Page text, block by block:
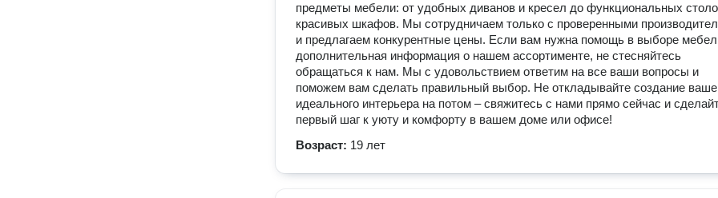
предметы мебели: от удобных диванов и кресел до функциональных
красивых шкафов. Мы сотрудничаем только с проверенными
и предлагаем конкурентные цены. Если вам нужна помощь в выборе
дополнительная информация о нашем ассортименте, не стесняйтесь
обращаться к нам. Мы с удовольствием ответим на все ваши вопросы и
поможем вам сделать правильный выбор. Не откладывайте создание
идеального интерьера на потом – свяжитесь с нами прямо сейчас и
первый шаг к уюту и комфорту в вашем доме или офисе!
Возраст: 19 лет